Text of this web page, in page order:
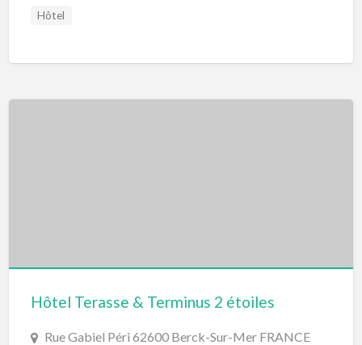
Hôtel
Hôtel Terasse & Terminus 2 étoiles
Rue Gabiel Péri 62600 Berck-Sur-Mer FRANCE